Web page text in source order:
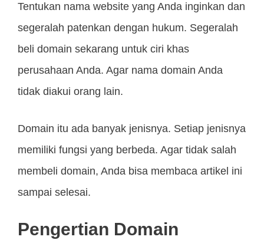
Tentukan nama website yang Anda inginkan dan
segeralah patenkan dengan hukum. Segeralah
beli domain sekarang untuk ciri khas
perusahaan Anda. Agar nama domain Anda
tidak diakui orang lain.
Domain itu ada banyak jenisnya. Setiap jenisnya
memiliki fungsi yang berbeda. Agar tidak salah
membeli domain, Anda bisa membaca artikel ini
sampai selesai.
Pengertian Domain